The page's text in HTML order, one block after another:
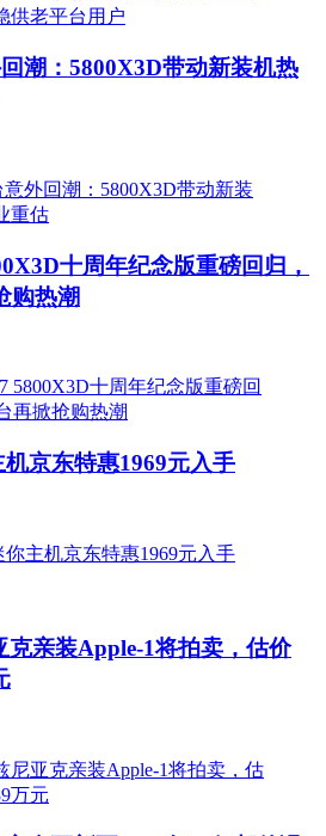
潮：5800X3D带动新装机热
十周年纪念版重磅回归，
购热潮
京东特惠1969元入手
克亲装Apple-1将拍卖，估价